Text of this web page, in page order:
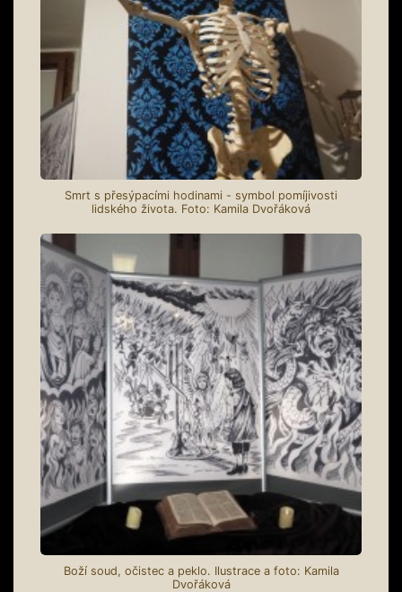
Smrt s přesýpacími hodinami - symbol pomíjivosti
lidského života. Foto: Kamila Dvořáková
Boží soud, očistec a peklo. Ilustrace a foto: Kamila
Dvořáková